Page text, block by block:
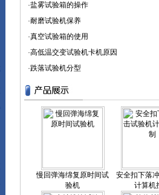
·盐雾试验箱的操作
·耐磨试验机保养
·真空试验箱的使用
·高低温交变试验机卡机原因
·跌落试验机分型
慢回弹海绵复原时间试
验机
安全扣下落
计算机